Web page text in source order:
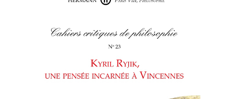
Cahiers critiques
de philosophie